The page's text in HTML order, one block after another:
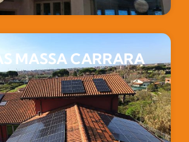
MASSA CARRARA